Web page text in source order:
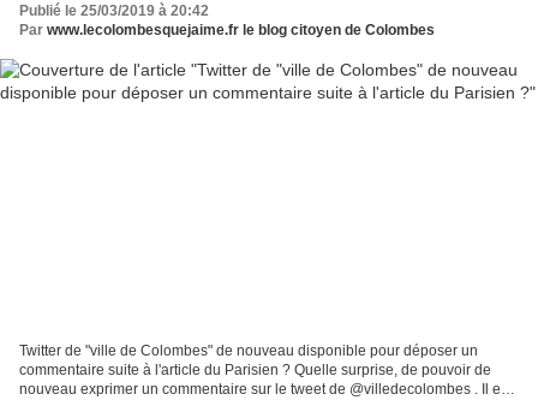
Publié le 25/03/2019 à 20:42
Par www.lecolombesquejaime.fr le blog citoyen de Colombes
Twitter de "ville de Colombes" de nouveau disponible pour déposer un
commentaire suite à l'article du Parisien ? Quelle surprise, de pouvoir de
nouveau exprimer un commentaire sur le tweet de @villedecolombes . Il est